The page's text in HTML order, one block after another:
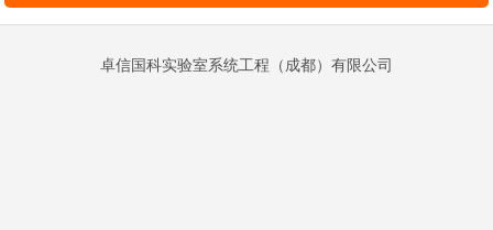
卓信国科实验室系统工程（成都）有限公司